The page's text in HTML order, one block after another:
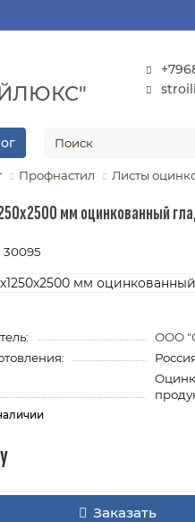
Профнастил Листы
мм оцинкованный
30095
ООО
Заказать